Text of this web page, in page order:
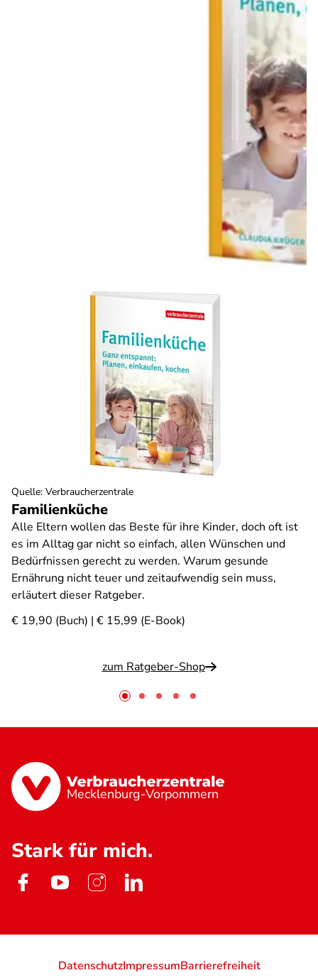
Familienküche
Alle Eltern wollen das Beste für ihre Kinder, doch oft ist
es im Alltag gar nicht so einfach, allen Wünschen und
Bedürfnissen gerecht zu werden. Warum gesunde
Ernährung nicht teuer und zeitaufwendig sein muss,
erläutert dieser Ratgeber.
€ 19,90 (Buch) | € 15,99 (E-Book)
zum Ratgeber-Shop
Quelle: Verbraucherzentrale
Mecklenburg-Vorpommern
Stark für mich.
DatenschutzImpressumBarrierefreiheit